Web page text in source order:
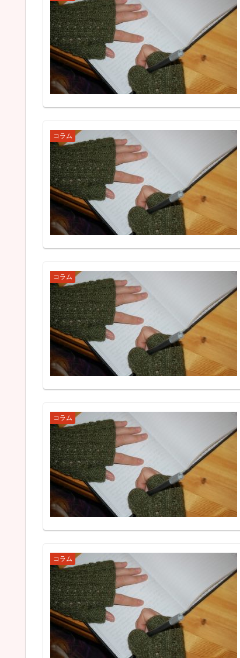
コラム
コラム
コラム
コラム